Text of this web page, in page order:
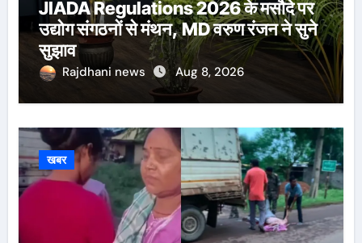
JIADA Regulations 2026 के मसौदे पर
उद्योग संगठनों से मंथन, MD वरुण रंजन ने सुने
सुझाव
Rajdhani news Aug 8, 2026
खबर